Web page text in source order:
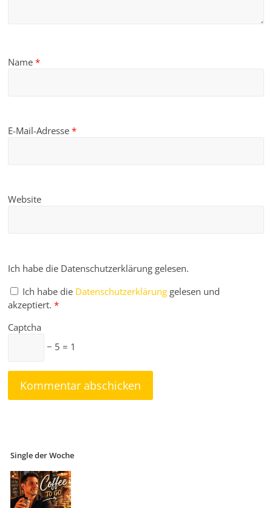
Name*
E-Mail-Adresse*
Website
Ich habe die Datenschutzerklärung gelesen.
Ich habe die Datenschutzerklärung gelesen und
akzeptiert. *
Captcha
− 5 = 1
Single der Woche